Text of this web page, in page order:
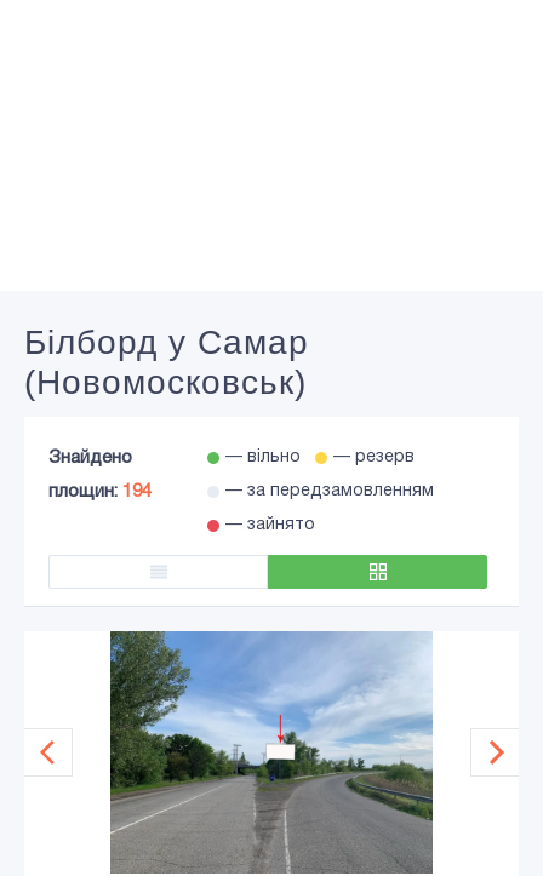
Білборд у Самар
(Новомосковськ)
Знайдено
площин: 194
— вільно — резерв
— за передзамовленням
— зайнято